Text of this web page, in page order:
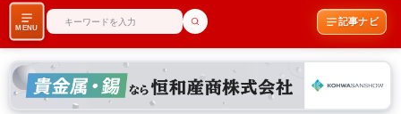
MENU
記事ナビ